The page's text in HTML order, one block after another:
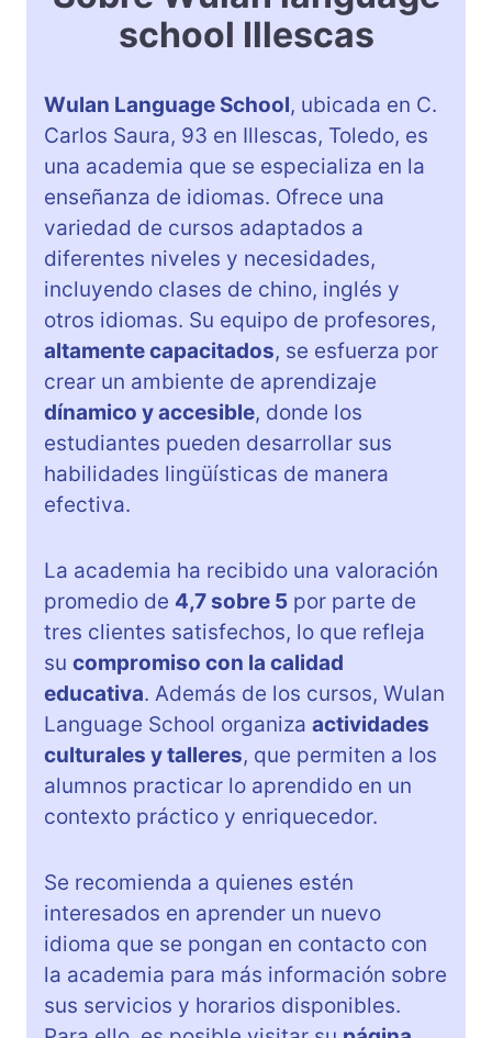
school Illescas
Wulan Language School, ubicada en C.
Carlos Saura, 93 en Illescas, Toledo, es
una academia que se especializa en la
enseñanza de idiomas. Ofrece una
variedad de cursos adaptados a
diferentes niveles y necesidades,
incluyendo clases de chino, inglés y
otros idiomas. Su equipo de profesores,
altamente capacitados, se esfuerza por
crear un ambiente de aprendizaje
dínamico y accesible, donde los
estudiantes pueden desarrollar sus
habilidades lingüísticas de manera
efectiva.
La academia ha recibido una valoración
promedio de 4,7 sobre 5 por parte de
tres clientes satisfechos, lo que refleja
su compromiso con la calidad
educativa. Además de los cursos, Wulan
Language School organiza actividades
culturales y talleres, que permiten a los
alumnos practicar lo aprendido en un
contexto práctico y enriquecedor.
Se recomienda a quienes estén
interesados en aprender un nuevo
idioma que se pongan en contacto con
la academia para más información sobre
sus servicios y horarios disponibles.